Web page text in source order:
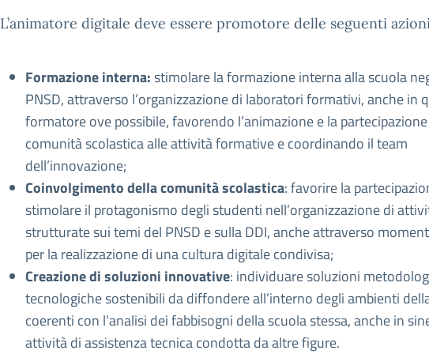
L’animatore digitale deve essere promotore delle seguenti
Formazione interna:stimolare la formazione interna alla scuola
PNSD, attraverso l’organizzazione di laboratori formativi, anche in
formatore ove possibile, favorendo l’animazione e la
comunità scolastica alle attività formative e coordinando il team
dell’innovazione;
Coinvolgimento della comunità scolastica: favorire la
stimolare il protagonismo degli studenti nell’organizzazione di
strutturate sui temi del PNSD e sulla DDI, anche attraverso
per la realizzazione di una cultura digitale condivisa;
Creazione di soluzioni innovative: individuare soluzioni
tecnologiche sostenibili da diffondere all’interno degli ambienti
coerenti con l’analisi dei fabbisogni della scuola stessa, anche in
attività di assistenza tecnica condotta da altre figure.